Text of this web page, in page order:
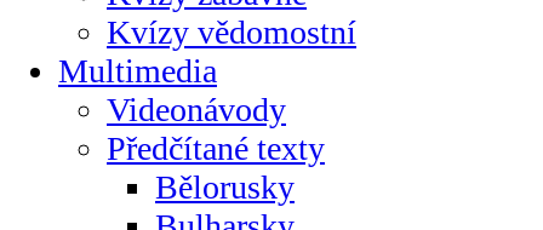
Kvízy vědomostní
Multimedia
Videonávody
Předčítané texty
Bělorusky